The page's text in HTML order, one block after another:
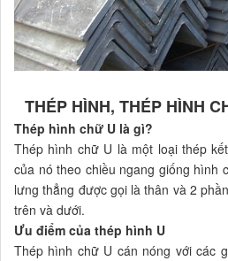
THÉP HÌNH, THÉP HÌNH
Thép hình chữ U là gì?
Thép hình chữ U là một loại thép
của nó theo chiều ngang giống hình
lưng thẳng được gọi là thân và 2
trên và dưới.
Ưu điểm của thép hình U
Thép hình chữ U cán nóng với các